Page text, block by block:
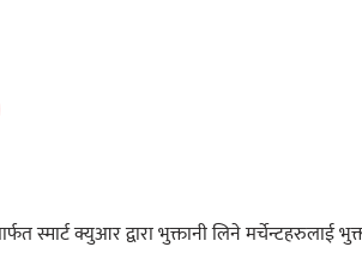
स्मार्ट क्युआर द्वारा भुक्तानी लिने मर्चेन्टहरुलाई